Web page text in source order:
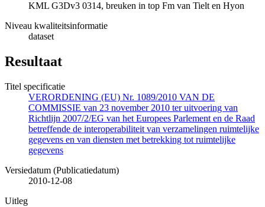
KML G3Dv3 0314, breuken in top Fm van Tielt en Hyon
Niveau kwaliteitsinformatie
dataset
Resultaat
Titel specificatie
VERORDENING (EU) Nr. 1089/2010 VAN DE
COMMISSIE van 23 november 2010 ter uitvoering van
Richtlijn 2007/2/EG van het Europees Parlement en de Raad
betreffende de interoperabiliteit van verzamelingen ruimtelijke
gegevens en van diensten met betrekking tot ruimtelijke
gegevens
Versiedatum (Publicatiedatum)
2010-12-08
Uitleg